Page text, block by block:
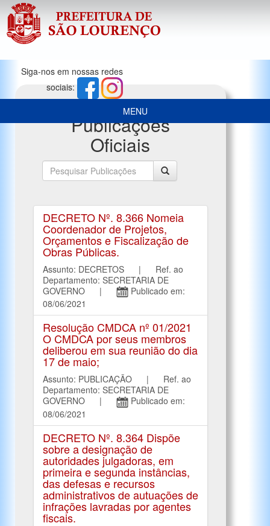
Siga-nos em nossas redes
sociais:
MENU
Publicações
Oficiais
DECRETO Nº. 8.366 Nomeia
Coordenador de Projetos,
Orçamentos e Fiscalização de
Obras Públicas.
Assunto: DECRETOS | Ref. ao
Departamento: SECRETARIA DE
GOVERNO |
Publicado em:
08/06/2021
Resolução CMDCA nº 01/2021
O CMDCA por seus membros
deliberou em sua reunião do dia
17 de maio;
Assunto: PUBLICAÇÃO | Ref. ao
Departamento: SECRETARIA DE
GOVERNO |
Publicado em:
08/06/2021
DECRETO Nº. 8.364 Dispõe
sobre a designação de
autoridades julgadoras, em
primeira e segunda instâncias,
das defesas e recursos
administrativos de autuações de
infrações lavradas por agentes
fiscais.